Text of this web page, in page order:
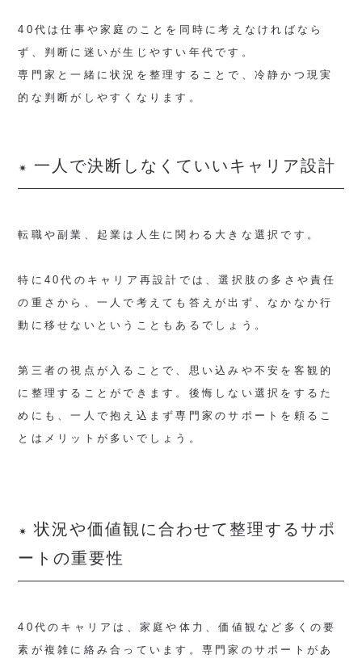
40代は仕事や家庭のことを同時に考えなければなら
ず、判断に迷いが生じやすい年代です。
専門家と一緒に状況を整理することで、冷静かつ現実
的な判断がしやすくなります。
一人で決断しなくていいキャリア設計
転職や副業、起業は人生に関わる大きな選択です。
特に40代のキャリア再設計では、選択肢の多さや責任
の重さから、一人で考えても答えが出ず、なかなか行
動に移せないということもあるでしょう。
第三者の視点が入ることで、思い込みや不安を客観的
に整理することができます。後悔しない選択をするた
めにも、一人で抱え込まず専門家のサポートを頼るこ
とはメリットが多いでしょう。
状況や価値観に合わせて整理するサポ
ートの重要性
40代のキャリアは、家庭や体力、価値観など多くの要
素が複雑に絡み合っています。専門家のサポートがあ